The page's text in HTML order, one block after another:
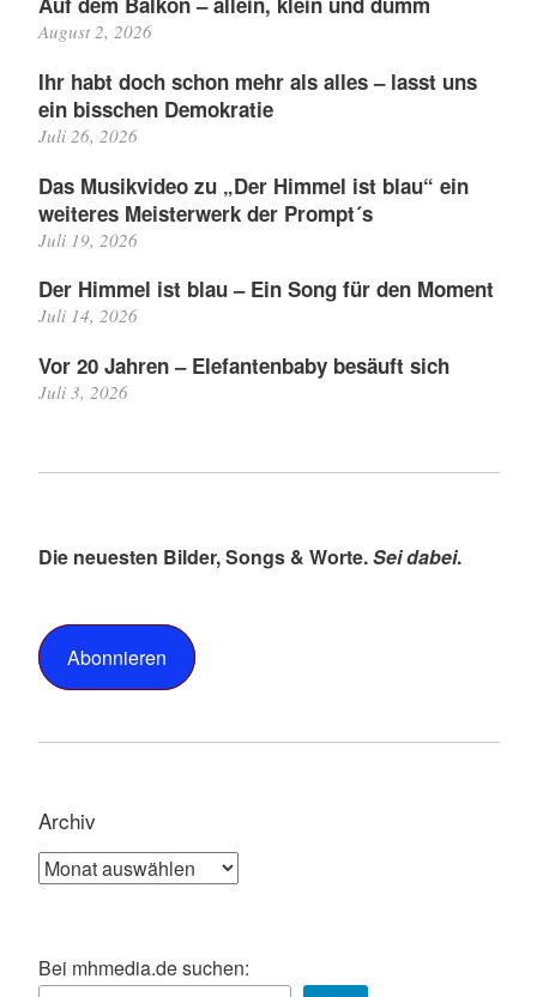
August 2, 2026
Ihr habt doch schon mehr als alles – lasst uns
ein bisschen Demokratie
Juli 26, 2026
Das Musikvideo zu „Der Himmel ist blau“ ein
weiteres Meisterwerk der Prompt´s
Juli 19, 2026
Der Himmel ist blau – Ein Song für den Moment
Juli 14, 2026
Vor 20 Jahren – Elefantenbaby besäuft sich
Juli 3, 2026
Die neuesten Bilder, Songs & Worte.Sei dabei.
Abonnieren
Archiv
Archiv
Bei mhmedia.de suchen: